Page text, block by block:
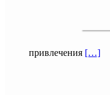
привлечения […]